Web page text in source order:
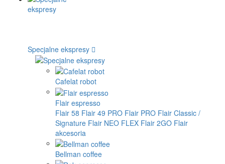
Specjalne ekspresy
Cafelat robot
Flair espresso
Flair 58 Flair 49 PRO Flair PRO Flair Classic /
Signature Flair NEO FLEX Flair 2GO Flair
akcesoria
Bellman coffee